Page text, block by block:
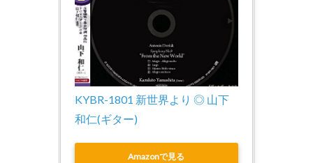
KYBR-1801 新世界より ◎ 山下
和仁(ギター)
Amazonで見る